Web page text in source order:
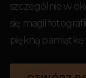
szczególnie w
się magii
piękną